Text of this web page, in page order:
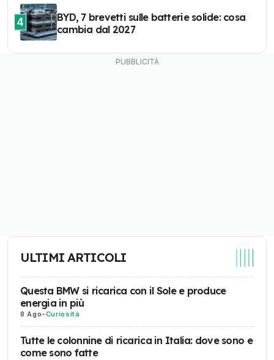
4
BYD, 7 brevetti sulle batterie solide: cosa
cambia dal 2027
ULTIMI ARTICOLI
Questa BMW si ricarica con il Sole e produce
energia in più
8 Ago-Curiosità
Tutte le colonnine di ricarica in Italia: dove sono e
come sono fatte